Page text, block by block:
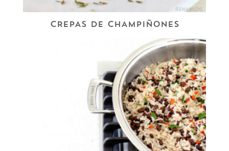
CREPAS DE CHAMPIÑONES